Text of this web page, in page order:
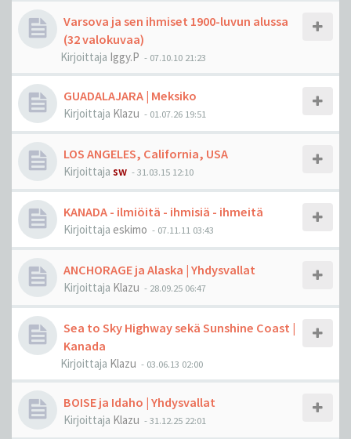
Varsova ja sen ihmiset 1900-luvun alussa
(32 valokuvaa)
Kirjoittaja Iggy.P - 07.10.10 21:23
GUADALAJARA | Meksiko
Kirjoittaja Klazu - 01.07.26 19:51
LOS ANGELES, California, USA
Kirjoittaja sw -31.03.15 12:10
KANADA - ilmiöitä - ihmisiä - ihmeitä
Kirjoittaja eskimo - 07.11.11 03:43
ANCHORAGE ja Alaska | Yhdysvallat
Kirjoittaja Klazu - 28.09.25 06:47
Sea to Sky Highway sekä Sunshine Coast |
Kanada
Kirjoittaja Klazu - 03.06.13 02:00
BOISE ja Idaho | Yhdysvallat
Kirjoittaja Klazu -31.12.25 22:01